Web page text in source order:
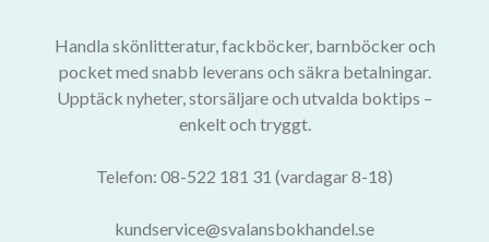
Handla skönlitteratur, fackböcker, barnböcker och
pocket med snabb leverans och säkra betalningar.
Upptäck nyheter, storsäljare och utvalda boktips –
enkelt och tryggt.
Telefon: 08-522 181 31 (vardagar 8-18)
kundservice@svalansbokhandel.se